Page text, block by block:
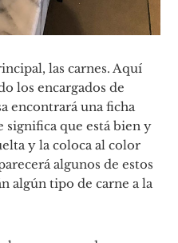
las carnes. Aquí
los encargados de
encontrará una ficha
significa que está bien y
y la coloca al color
algunos de estos
algún tipo de carne a la